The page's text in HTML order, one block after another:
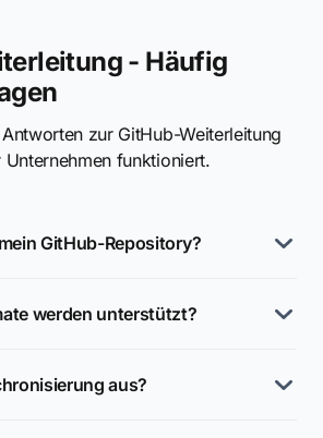
- Häufig
zur GitHub-Weiterleitung
funktioniert.
GitHub-Repository?
werden unterstützt?
aus?